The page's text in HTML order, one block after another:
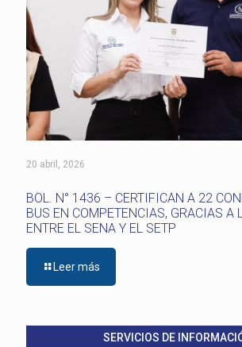
20 abril, 2026
BOL. N° 1436 – CERTIFICAN A 22
BUS EN COMPETENCIAS, GRACIAS A
ENTRE EL SENA Y EL SETP
Leer más
SERVICIOS DE